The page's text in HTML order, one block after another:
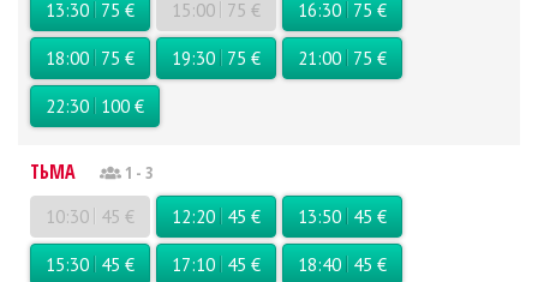
13:30 75 € 15:00 75 € 16:30 75 €
18:00 75 € 19:30 75 € 21:00 75 €
22:30 100 €
ТЬМА
1 - 3
10:30 45 € 12:20 45 € 13:50 45 €
15:30 45 € 17:10 45 € 18:40 45 €